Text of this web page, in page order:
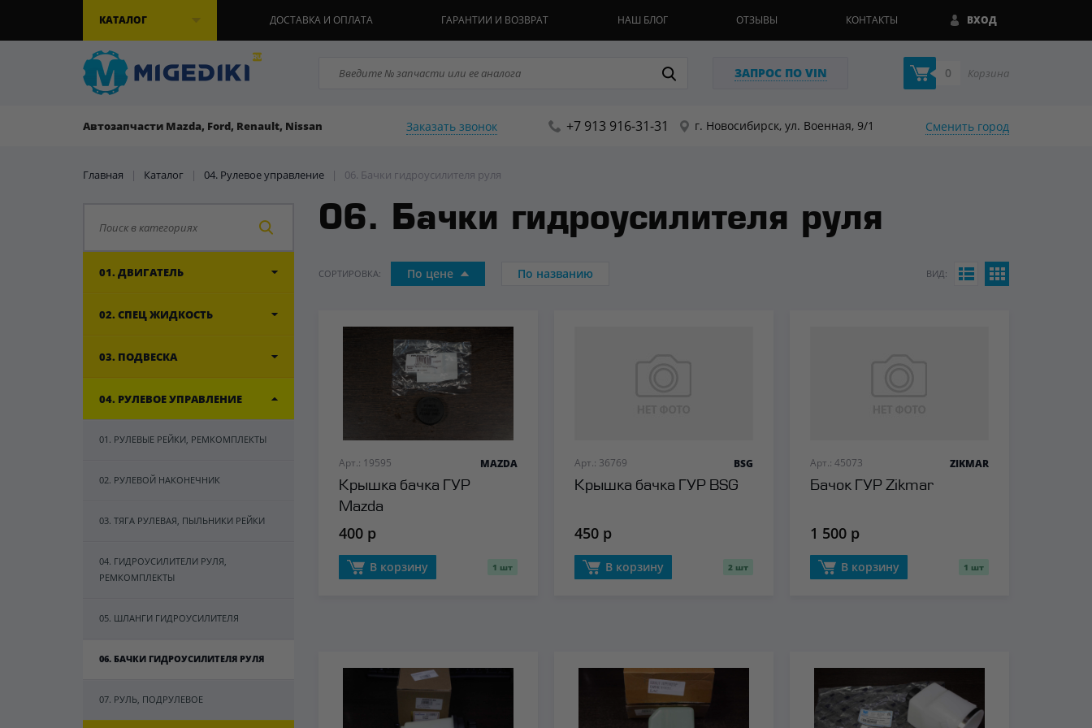
КАТАЛОГ ВХОД
ДОСТАВКА И ОПЛАТА ГАРАНТИИ И ВОЗВРАТ НАШ БЛОГ ОТЗЫВЫ КОНТАКТЫ
ЗАПРОС ПО VIN 0 Корзина
Автозапчасти Mazda, Ford, Renault, Nissan Заказать звонок +7 913 916-31-31 г. Новосибирск, ул. Военная, 9/1 Сменить город
Главная | Каталог | 04. Рулевое управление | 06. Бачки гидроусилителя руля
01. ДВИГАТЕЛЬ
02. СПЕЦ ЖИДКОСТЬ
03. ПОДВЕСКА
04. РУЛЕВОЕ УПРАВЛЕНИЕ
01. РУЛЕВЫЕ РЕЙКИ, РЕМКОМПЛЕКТЫ
02. РУЛЕВОЙ НАКОНЕЧНИК
03. ТЯГА РУЛЕВАЯ, ПЫЛЬНИКИ РЕЙКИ
04. ГИДРОУСИЛИТЕЛИ РУЛЯ,
РЕМКОМПЛЕКТЫ
05. ШЛАНГИ ГИДРОУСИЛИТЕЛЯ
06. БАЧКИ ГИДРОУСИЛИТЕЛЯ РУЛЯ
07. РУЛЬ, ПОДРУЛЕВОЕ
06. Бачки гидроусилителя руля
СОРТИРОВКА: По цене По названию ВИД:
Арт.: 19595
Крышка бачка ГУР
Mazda
MAZDA
400 р
В корзину 1 шт
Арт.: 36769
Крышка бачка ГУР BSG
BSG
450 р
В корзину 2 шт
Арт.: 45073
Бачок ГУР Zikmar
ZIKMAR
1 500 р
В корзину 1 шт